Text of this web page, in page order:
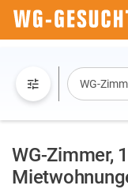
WG-
WG-Zimmer,